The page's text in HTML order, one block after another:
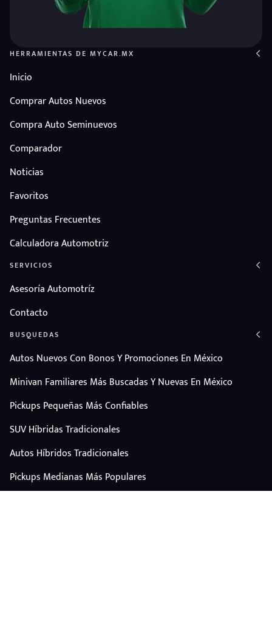
HERRAMIENTAS DE MYCAR.MX
Inicio
Comprar Autos Nuevos
Compra Auto Seminuevos
Comparador
Noticias
Favoritos
Preguntas Frecuentes
Calculadora Automotriz
SERVICIOS
Asesoría Automotríz
Contacto
BUSQUEDAS
Autos Nuevos Con Bonos Y Promociones En México
Minivan Familiares Más Buscadas Y Nuevas En México
Pickups Pequeñas Más Confiables
SUV Híbridas Tradicionales
Autos Híbridos Tradicionales
Pickups Medianas Más Populares